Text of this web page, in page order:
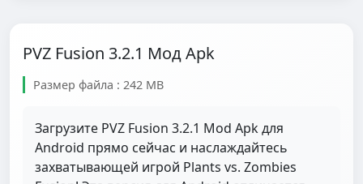
PVZ Fusion 3.2.1 Мод Apk
Размер файла : 242 MB
Загрузите PVZ Fusion 3.2.1 Mod Apk для
Android прямо сейчас и наслаждайтесь
захватывающей игрой Plants vs. Zombies